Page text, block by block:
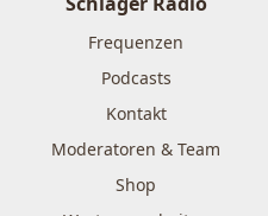
Frequenzen
Podcasts
Kontakt
Moderatoren & Team
Shop